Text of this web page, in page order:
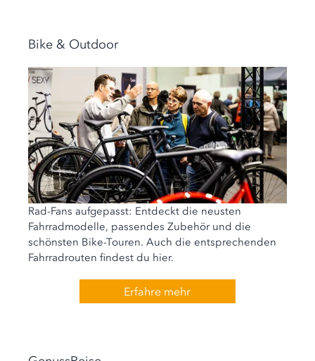
Bike & Outdoor
Rad-Fans aufgepasst: Entdeckt die neusten
Fahrradmodelle, passendes Zubehör und die
schönsten Bike-Touren. Auch die entsprechenden
Fahrradrouten findest du hier.
Erfahre mehr